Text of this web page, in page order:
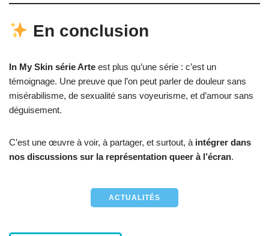
En conclusion
In My Skin série Arte est plus qu’une série : c’est un
témoignage. Une preuve que l’on peut parler de douleur sans
misérabilisme, de sexualité sans voyeurisme, et d’amour sans
déguisement.
C’est une œuvre à voir, à partager, et surtout, à intégrer dans
nos discussions sur la représentation queer à l’écran.
ACTUALITÉS